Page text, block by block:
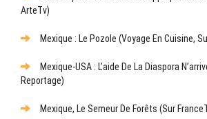
ArteTv)
Mexique : Le Pozole (Voyage En Cuisine,
Mexique-USA : L’aide De La Diaspora
Reportage)
Mexique, Le Semeur De Forêts (sur